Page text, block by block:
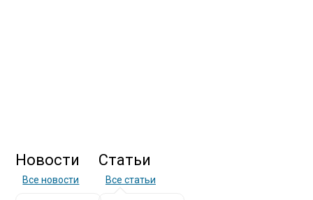
Новости
Все новости
Статьи
Все статьи